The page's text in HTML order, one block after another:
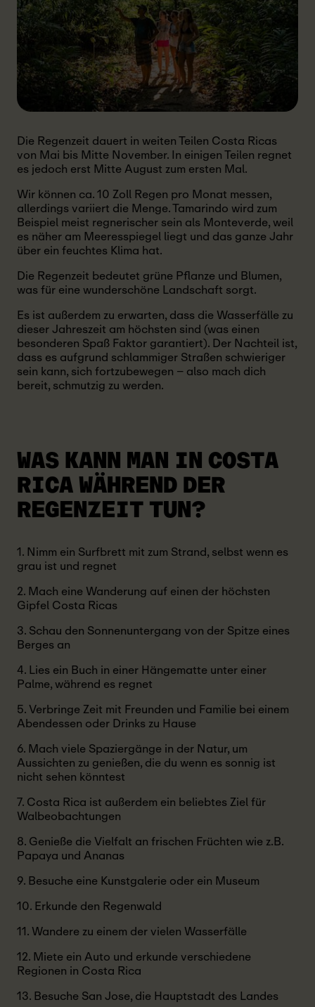
Die Regenzeit dauert in weiten Teilen Costa Ricas
von Mai bis Mitte November. In einigen Teilen regnet
es jedoch erst Mitte August zum ersten Mal.
Wir können ca. 10 Zoll Regen pro Monat messen,
allerdings variiert die Menge. Tamarindo wird zum
Beispiel meist regnerischer sein als Monteverde, weil
es näher am Meeresspiegel liegt und das ganze Jahr
über ein feuchtes Klima hat.
Die Regenzeit bedeutet grüne Pflanze und Blumen,
was für eine wunderschöne Landschaft sorgt.
Es ist außerdem zu erwarten, dass die Wasserfälle zu
dieser Jahreszeit am höchsten sind (was einen
besonderen Spaß Faktor garantiert). Der Nachteil ist,
dass es aufgrund schlammiger Straßen schwieriger
sein kann, sich fortzubewegen – also mach dich
bereit, schmutzig zu werden.
WAS KANN MAN IN COSTA
RICA WÄHREND DER
REGENZEIT TUN?
1. Nimm ein Surfbrett mit zum Strand, selbst wenn es
grau ist und regnet
2. Mach eine Wanderung auf einen der höchsten
Gipfel Costa Ricas
3. Schau den Sonnenuntergang von der Spitze eines
Berges an
4. Lies ein Buch in einer Hängematte unter einer
Palme, während es regnet
5. Verbringe Zeit mit Freunden und Familie bei einem
Abendessen oder Drinks zu Hause
6. Mach viele Spaziergänge in der Natur, um
Aussichten zu genießen, die du wenn es sonnig ist
nicht sehen könntest
7. Costa Rica ist außerdem ein beliebtes Ziel für
Walbeobachtungen
8. Genieße die Vielfalt an frischen Früchten wie z.B.
Papaya und Ananas
9. Besuche eine Kunstgalerie oder ein Museum
10. Erkunde den Regenwald
11. Wandere zu einem der vielen Wasserfälle
12. Miete ein Auto und erkunde verschiedene
Regionen in Costa Rica
13. Besuche San Jose, die Hauptstadt des Landes